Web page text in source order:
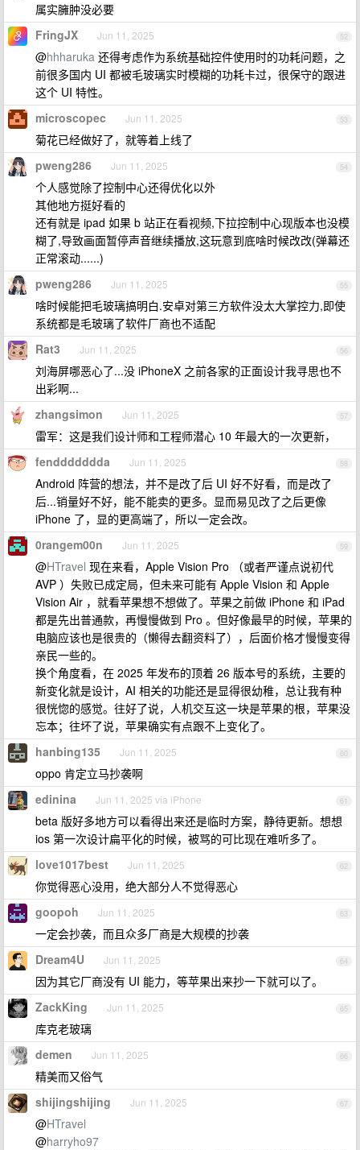
属实臃肿没必要
52
FringJX Jun 11, 2025
@hhharuka 还得考虑作为系统基础控件使用时的功耗问题，之
前很多国内 UI 都被毛玻璃实时模糊的功耗卡过，很保守的跟进
这个 UI 特性。
53
microscopec Jun 11, 2025
菊花已经做好了，就等着上线了
54
pweng286 Jun 11, 2025
个人感觉除了控制中心还得优化以外
其他地方挺好看的
还有就是 ipad 如果 b 站正在看视频,下拉控制中心现版本也没模
糊了,导致画面暂停声音继续播放,这玩意到底啥时候改改(弹幕还
正常滚动......)
55
pweng286 Jun 11, 2025
啥时候能把毛玻璃搞明白.安卓对第三方软件没太大掌控力,即使
系统都是毛玻璃了软件厂商也不适配
56
Rat3 Jun 11, 2025
刘海屏哪恶心了...没 iPhoneX 之前各家的正面设计我寻思也不
出彩啊...
57
zhangsimon Jun 11, 2025
雷军：这是我们设计师和工程师潜心 10 年最大的一次更新，
58
fenddddddda Jun 11, 2025
Android 阵营的想法，并不是改了后 UI 好不好看，而是改了
后...销量好不好，能不能卖的更多。显而易见改了之后更像
iPhone 了，显的更高端了，所以一定会改。
59
0rangem00n Jun 11, 2025
@HTravel 现在来看，Apple Vision Pro （或者严谨点说初代
AVP ）失败已成定局，但未来可能有 Apple Vision 和 Apple
Vision Air ，就看苹果想不想做了。苹果之前做 iPhone 和 iPad
都是先出普通款，再慢慢做到 Pro 。但好像最早的时候，苹果的
电脑应该也是很贵的（懒得去翻资料了），后面价格才慢慢变得
亲民一些的。
换个角度看，在 2025 年发布的顶着 26 版本号的系统，主要的
新变化就是设计，AI 相关的功能还是显得很幼稚，总让我有种
很恍惚的感觉。往好了说，人机交互这一块是苹果的根，苹果没
忘本；往坏了说，苹果确实有点跟不上变化了。
60
hanbing135 Jun 11, 2025
oppo 肯定立马抄袭啊
61
edinina Jun 11, 2025 via iPhone
beta 版好多地方可以看得出来还是临时方案，静待更新。想想
ios 第一次设计扁平化的时候，被骂的可比现在难听多了。
62
love1017best Jun 11, 2025
你觉得恶心没用，绝大部分人不觉得恶心
63
goopoh Jun 11, 2025
一定会抄袭，而且众多厂商是大规模的抄袭
64
Dream4U Jun 11, 2025
因为其它厂商没有 UI 能力，等苹果出来抄一下就可以了。
65
ZackKing Jun 11, 2025
库克老玻璃
66
demen Jun 11, 2025
精美而又俗气
67
shijingshijing Jun 11, 2025
@HTravel
@harryho97